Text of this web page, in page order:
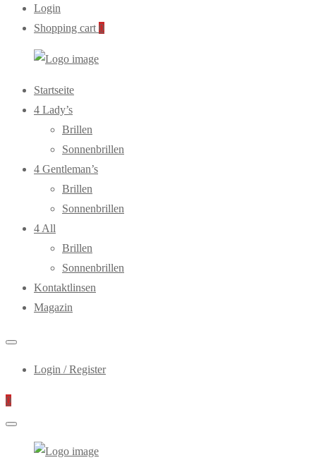
Login
Shopping cart 0
Primary
Menu
Startseite
4 Lady’s
Brillen
Sonnenbrillen
4 Gentleman’s
Brillen
Sonnenbrillen
4 All
Brillen
Sonnenbrillen
Kontaktlinsen
Magazin
Login / Register
0